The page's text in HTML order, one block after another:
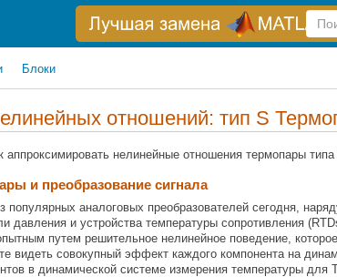
по
Блоки
отношений: тип S
аппроксимировать нелинейные отношения термопары типа
и преобразование сигнала
популярных аналоговых преобразователей сегодня,
давления и устройства температуры сопротивления
путем решительное нелинейное поведение,
видеть совокупный эффект каждого компонента на
в динамической системе измерения температуры